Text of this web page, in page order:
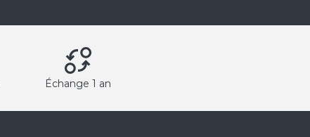
Échange 1 an